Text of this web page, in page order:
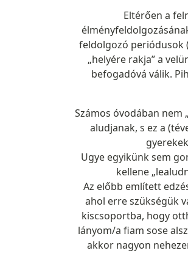
Eltérően a
feldolgozó periódusok
„helyére rakja” a
befogadóvá válik.
Számos óvodában nem
aludjanak, s ez a
Ugye egyikünk sem
kellene
Az előbb említett
ahol erre szükségük
kiscsoportba, hogy
lányom/a fiam sose
akkor nagyon